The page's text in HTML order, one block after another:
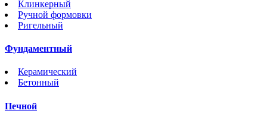
Клинкерный
Ручной формовки
Ригельный
Фундаментный
Керамический
Бетонный
Печной